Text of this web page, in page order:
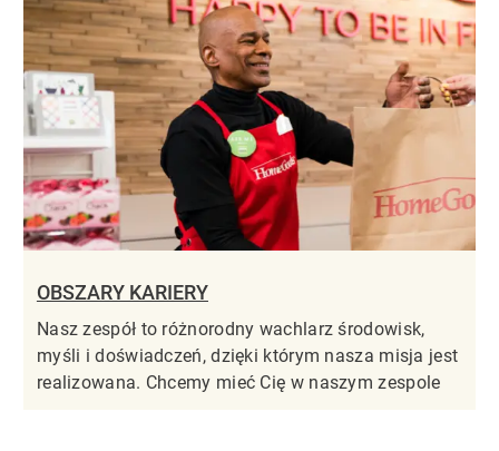
OBSZARY KARIERY
Nasz zespół to różnorodny wachlarz środowisk,
myśli i doświadczeń, dzięki którym nasza misja jest
realizowana. Chcemy mieć Cię w naszym zespole